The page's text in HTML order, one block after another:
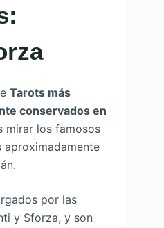
Tarots más
conservados en
mirar los famosos
aproximadamente
por las
y Sforza, y son